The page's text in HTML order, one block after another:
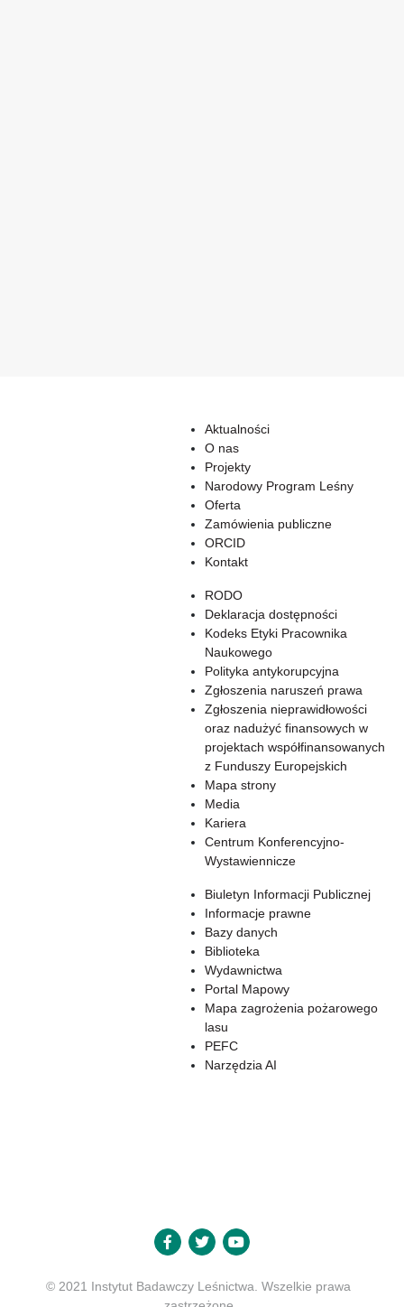
Aktualności
O nas
Projekty
Narodowy Program Leśny
Oferta
Zamówienia publiczne
ORCID
Kontakt
RODO
Deklaracja dostępności
Kodeks Etyki Pracownika
Naukowego
Polityka antykorupcyjna
Zgłoszenia naruszeń prawa
Zgłoszenia nieprawidłowości
oraz nadużyć finansowych w
projektach współfinansowanych
z Funduszy Europejskich
Mapa strony
Media
Kariera
Centrum Konferencyjno-
Wystawiennicze
Biuletyn Informacji Publicznej
Informacje prawne
Bazy danych
Biblioteka
Wydawnictwa
Portal Mapowy
Mapa zagrożenia pożarowego
lasu
PEFC
Narzędzia AI
© 2021 Instytut Badawczy Leśnictwa. Wszelkie prawa